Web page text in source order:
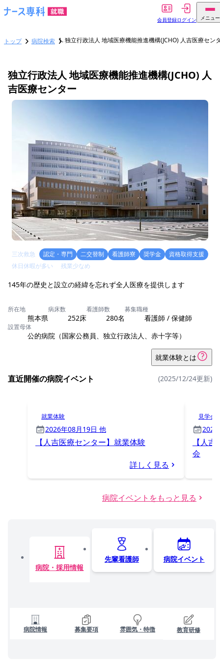
会員登録ログイン メニュー
トップ 病院検索 独立行政法人 地域医療機能推進機構(JCHO) 人吉医療セン
独立行政法人 地域医療機能推進機構(JCHO) 人
吉医療センター
三次救急 認定・専門 二交替制 看護師寮 奨学金
資格取得支援
休日休暇が多い
残業少なめ
145年の歴史と設立の経緯を忘れず全人医療を提供します
所在地
熊本県
病床数
252床
看護師数
280名
募集職種
看護師 / 保健師
設置母体
公的病院（国家公務員、独立行政法人、赤十字等）
就業体験とは
直近開催の病院イベント (2025/12/24更新)
就業体験
2026年08月19日 他
【人吉医療センター】就業体験
詳しく見る
見学会
2026
【人
会
病院イベントをもっと見る
病院・採用情報
先輩看護師 病院イベント
病院情報 募集要項 雰囲気・特徴 教育研修